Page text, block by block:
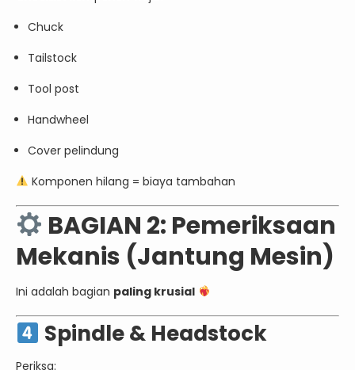
Chuck
Tailstock
Tool post
Handwheel
Cover pelindung
Komponen hilang = biaya tambahan
BAGIAN 2: Pemeriksaan
Mekanis (Jantung Mesin)
Ini adalah bagian paling krusial
Spindle & Headstock
Periksa: